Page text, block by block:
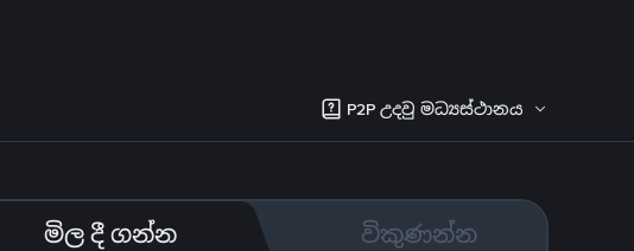
P2P උදවු මධ්‍යස්ථානය
මිල දී ගන්න විකුණන්න